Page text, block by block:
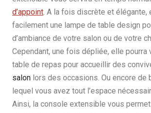
d’appoint. A la fois discrète et élégante,
facilement une lampe de table design
d’ambiance de votre salon ou de votre
Cependant, une fois dépliée, elle pourra
table de repas pour accueillir des
salon lors des occasions. Ou encore de
lequel vous avez tout l’espace
Ainsi, la console extensible vous